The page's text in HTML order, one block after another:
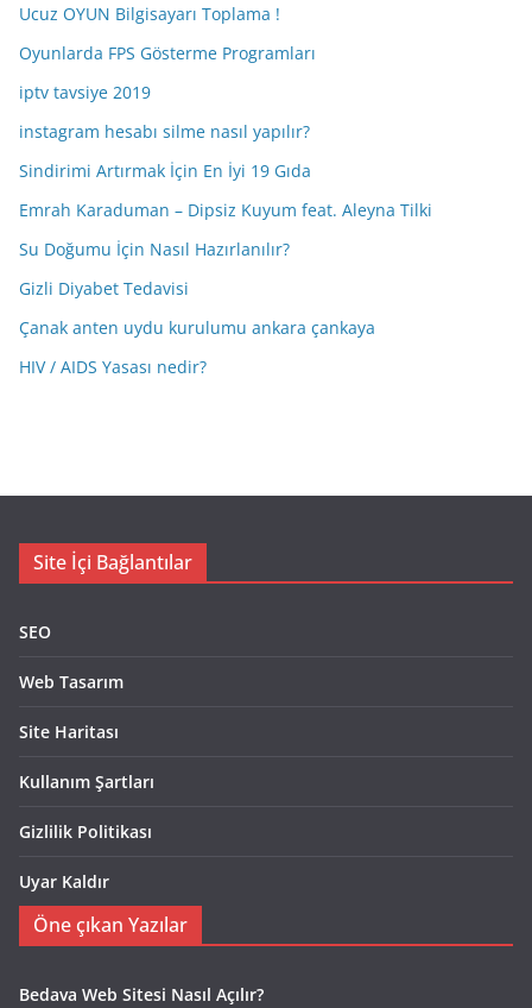
Ucuz OYUN Bilgisayarı Toplama !
Oyunlarda FPS Gösterme Programları
iptv tavsiye 2019
instagram hesabı silme nasıl yapılır?
Sindirimi Artırmak İçin En İyi 19 Gıda
Emrah Karaduman – Dipsiz Kuyum feat. Aleyna Tilki
Su Doğumu İçin Nasıl Hazırlanılır?
Gizli Diyabet Tedavisi
Çanak anten uydu kurulumu ankara çankaya
HIV / AIDS Yasası nedir?
Site İçi Bağlantılar
SEO
Web Tasarım
Site Haritası
Kullanım Şartları
Gizlilik Politikası
Uyar Kaldır
Öne çıkan Yazılar
Bedava Web Sitesi Nasıl Açılır?